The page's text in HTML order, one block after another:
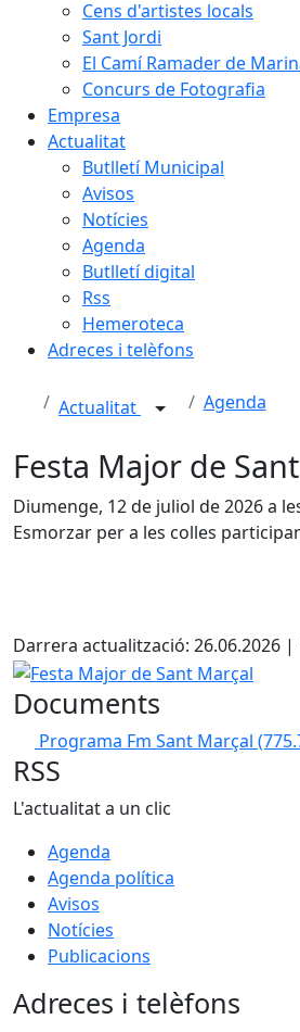
Cens d'artistes locals
Sant Jordi
El Camí Ramader de
Concurs de Fotografia
Empresa
Actualitat
Butlletí Municipal
Avisos
Notícies
Agenda
Butlletí digital
Rss
Hemeroteca
Adreces i telèfons
Actualitat Agenda
Festa Major de
Diumenge, 12 de juliol de 2026 a
Esmorzar per a les colles
Darrera actualització: 26.06.2026 |
Festa Major de Sant Marçal
Documents
Programa Fm Sant Marçal
RSS
L'actualitat a un clic
Agenda
Agenda política
Avisos
Notícies
Publicacions
Adreces i telèfons